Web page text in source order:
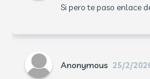
Si pero te paso enlace
Anonymous 25/2/